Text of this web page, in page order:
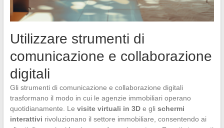
Utilizzare strumenti di
comunicazione e collaborazione
digitali
Gli strumenti di comunicazione e collaborazione digitali
trasformano il modo in cui le agenzie immobiliari operano
quotidianamente. Le visite virtuali in 3De gli schermi
interattivi rivoluzionano il settore immobiliare, consentendo ai